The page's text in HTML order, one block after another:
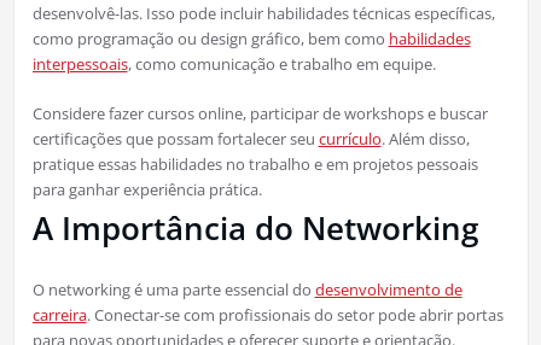
desenvolvê-las. Isso pode incluir habilidades técnicas específicas,
como programação ou design gráfico, bem como habilidades
interpessoais, como comunicação e trabalho em equipe.
Considere fazer cursos online, participar de workshops e buscar
certificações que possam fortalecer seu currículo. Além disso,
pratique essas habilidades no trabalho e em projetos pessoais
para ganhar experiência prática.
A Importância do Networking
O networking é uma parte essencial do desenvolvimento de
carreira. Conectar-se com profissionais do setor pode abrir portas
para novas oportunidades e oferecer suporte e orientação.